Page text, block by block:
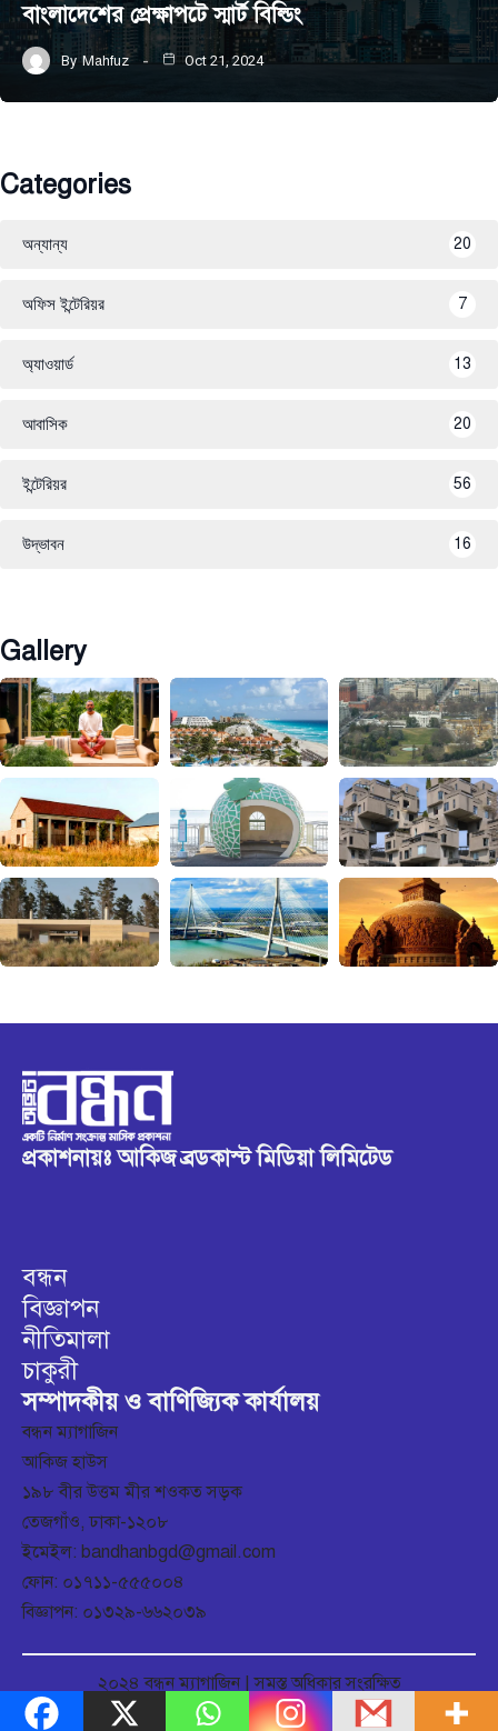
বাংলাদেশের প্রেক্ষাপটে স্মার্ট বিল্ডিং
By Mahfuz Oct 21, 2024
Categories
অন্যান্য 20
অফিস ইন্টেরিয়র 7
অ্যাওয়ার্ড 13
আবাসিক 20
ইন্টেরিয়র 56
উদ্ভাবন 16
Gallery
প্রকাশনায়ঃ আকিজ ব্রডকাস্ট মিডিয়া লিমিটেড
বন্ধন
বিজ্ঞাপন
নীতিমালা
চাকুরী
সম্পাদকীয় ও বাণিজ্যিক কার্যালয়
বন্ধন ম্যাগাজিন
আকিজ হাউস
১৯৮ বীর উত্তম মীর শওকত সড়ক
তেজগাঁও, ঢাকা-১২০৮
ইমেইল: bandhanbgd@gmail.com
ফোন: ০১৭১১-৫৫৫০০৪
বিজ্ঞাপন: ০১৩২৯-৬৬২০৩৯
২০২৪ বন্ধন ম্যাগাজিন | সমস্ত অধিকার সংরক্ষিত